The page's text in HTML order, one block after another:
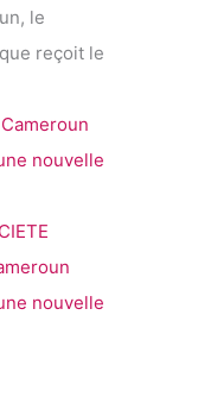
le
reçoit le
nouvelle